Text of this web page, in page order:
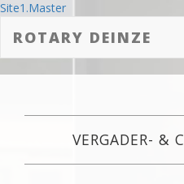
Site1.Master
ROTARY DEINZE
VERGADER- &